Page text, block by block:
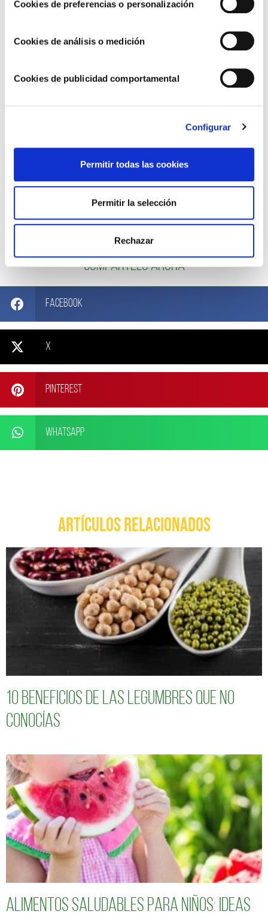
Cookies de preferencias o personalización
Cookies de análisis o medición
Cookies de publicidad comportamental
Configurar
Permitir todas las cookies
Permitir la selección
Rechazar
consejos para facilitar el día a día con tus hijos. ¡Te
Compártelo ahora
Facebook
X
Pinterest
WhatsApp
ARTÍCULOS RELACIONADOS
10 Beneficios de las legumbres que no
conocías
Alimentos saludables para niños: Ideas